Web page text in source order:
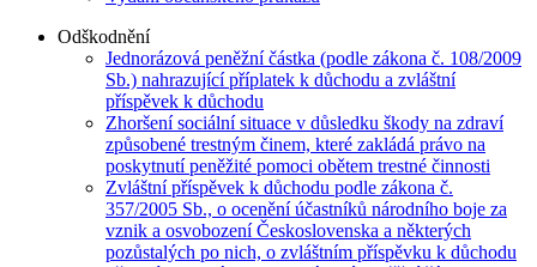
Odškodnění
Jednorázová peněžní částka (podle zákona č. 108/2009
Sb.) nahrazující příplatek k důchodu a zvláštní
příspěvek k důchodu
Zhoršení sociální situace v důsledku škody na zdraví
způsobené trestným činem, které zakládá právo na
poskytnutí peněžité pomoci obětem trestné činnosti
Zvláštní příspěvek k důchodu podle zákona č.
357/2005 Sb., o ocenění účastníků národního boje za
vznik a osvobození Československa a některých
pozůstalých po nich, o zvláštním příspěvku k důchodu